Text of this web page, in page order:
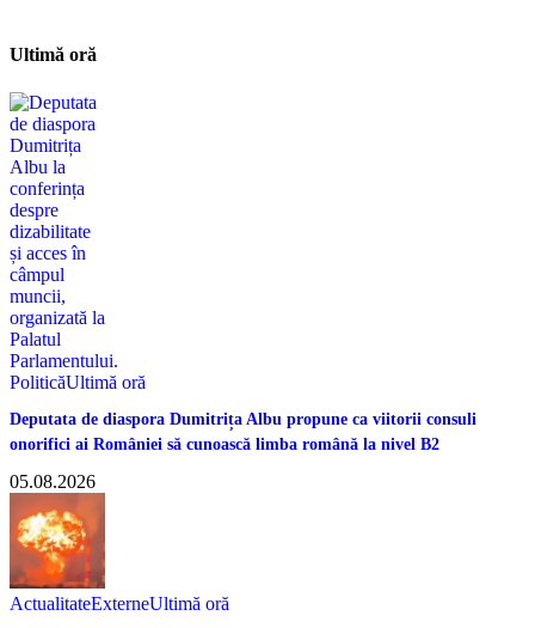
Ultimă oră
PoliticăUltimă oră
Deputata de diaspora Dumitrița Albu propune ca viitorii consuli
onorifici ai României să cunoască limba română la nivel B2
05.08.2026
ActualitateExterneUltimă oră